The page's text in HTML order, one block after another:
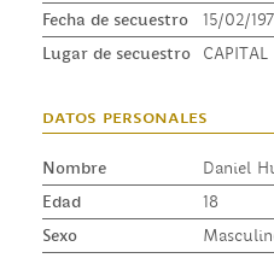
Fecha de secuestro
15/02/
Lugar de secuestro
CAPITAL
datos personales
Nombre
Daniel
Edad
18
Sexo